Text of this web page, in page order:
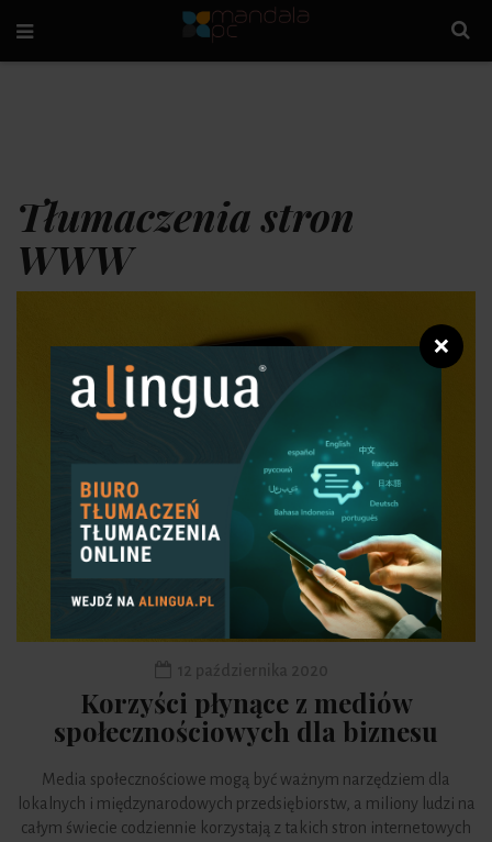
Tłumaczenia stron
WWW
Korzyści płynące z mediów
społecznościowych dla biznesu
Media społecznościowe mogą być ważnym narzędziem dla
lokalnych i międzynarodowych przedsiębiorstw, a miliony ludzi na
całym świecie codziennie korzystają z takich stron internetowych
❌